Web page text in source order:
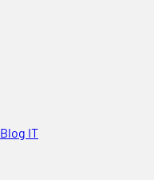
Blog IT